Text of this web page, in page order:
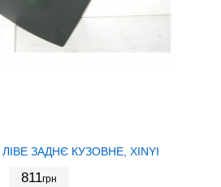
ЗАДНЄ КУЗОВНЕ, XINYI
811грн